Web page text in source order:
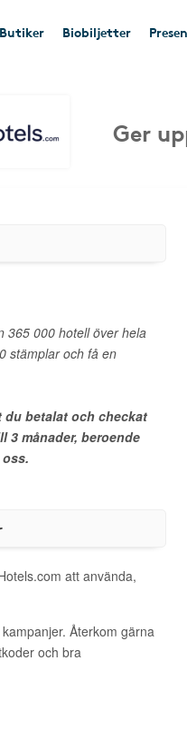
Butiker Biobiljetter
Ger
365 000 hotell över hela
stämplar och få en
betalat och checkat
3 månader, beroende
att använda,
Återkom gärna
och bra